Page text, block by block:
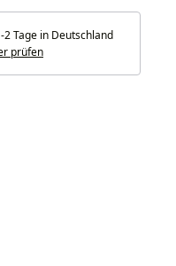
2 Tage in Deutschland
prüfen